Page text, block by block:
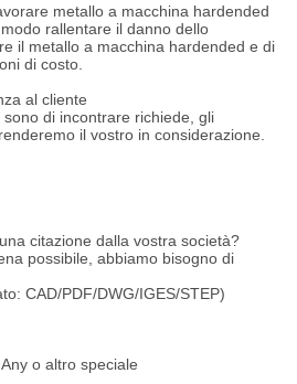
metallo a macchina hardended
rallentare il danno dello
il metallo a macchina hardended e di
di costo.
al cliente
di incontrare richiede, gli
il vostro in considerazione.
citazione dalla vostra società?
possibile, abbiamo bisogno di
CAD/PDF/DWG/IGES/STEP)
o altro speciale